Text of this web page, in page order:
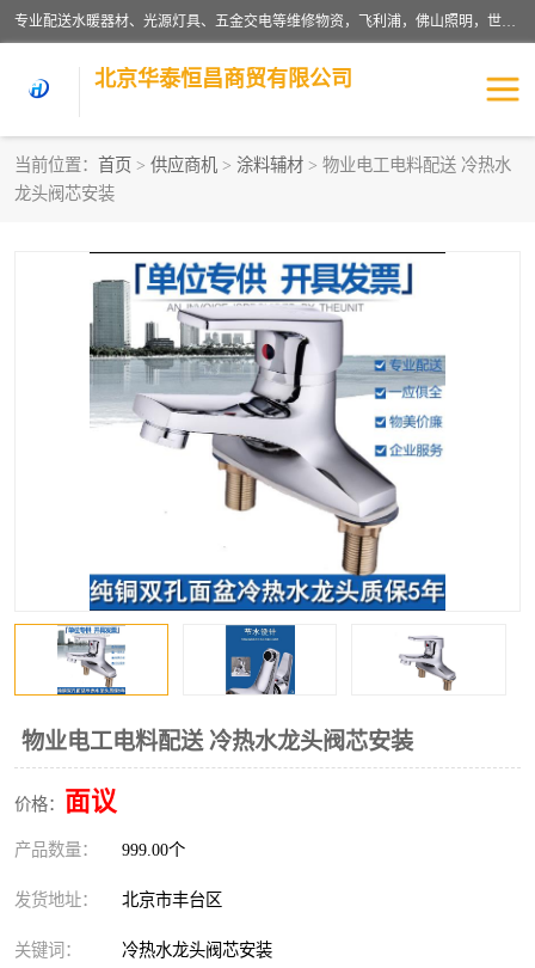
专业配送水暖器材、光源灯具、五金交电等维修物资，飞利浦，佛山照明，世达，博世，九牧，特陶等各产品涉及国内外知名品牌。公司专注与物业、学校、酒店、工厂等单位合作，提供一站式配送服务，降低客户综合成本。依托电子商务改变传统模式，以专业的团队为客户提供24H物资配送到达，货到月结、统一开票，便捷退换等服务，提高了企业的运营效率。
北京华泰恒昌商贸有限公司
当前位置： 首页 > 供应商机 > 涂料辅材 > 物业电工电料配送 冷热水
龙头阀芯安装
物业电工电料配送 冷热水龙头阀芯安装
价格： 面议
产品数量： 999.00个
发货地址： 北京市丰台区
关键词： 冷热水龙头阀芯安装
水暖阀门
涂料辅材